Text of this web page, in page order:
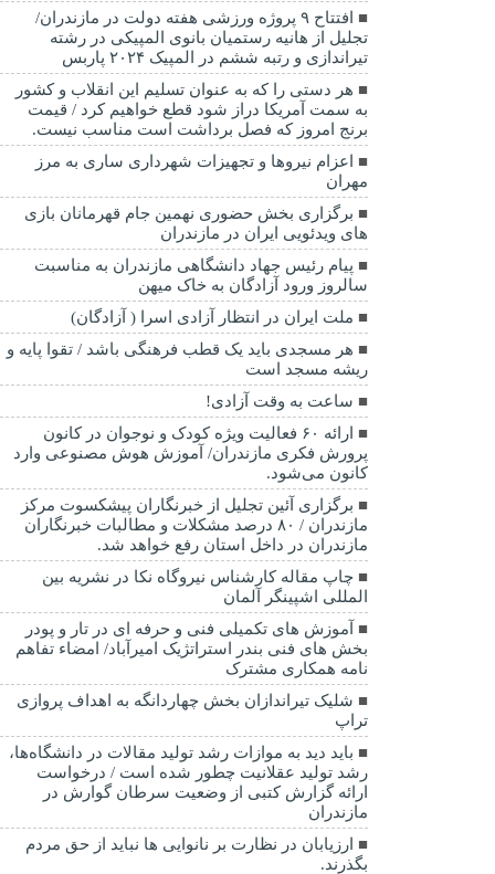
افتتاح ۹ پروژه ورزشی هفته دولت در مازندران/
تجلیل از هانیه رستمیان بانوی المپیکی در رشته
تیراندازی و رتبه ششم در المپیک ۲۰۲۴ پاربس
هر دستی را که به عنوان تسلیم این انقلاب و کشور
به سمت آمريکا دراز شود قطع خواهیم کرد / قیمت
برنج امروز که فصل برداشت است مناسب نیست.
اعزام نیروها و تجهیزات شهرداری ساری به مرز
مهران
برگزاری بخش حضوری نهمین جام قهرمانان بازی
های ویدئویی ایران در مازندران
پیام رئیس جهاد دانشگاهی مازندران به مناسبت
سالروز ورود آزادگان به خاک میهن
ملت ایران در انتظار آزادی اسرا ( آزادگان)
هر مسجدی باید یک قطب فرهنگی باشد / تقوا پایه و
ریشه مسجد است
ساعت به وقت آزادی!
ارائه ۶۰ فعالیت ویژه کودک و نوجوان در کانون
پرورش فکری مازندران/ آموزش هوش مصنوعی وارد
کانون می‌شود.
برگزاری آئین تجلیل از خبرنگاران پیشکسوت مرکز
مازندران / ۸۰ درصد مشکلات و مطالبات خبرنگاران
مازندران در داخل استان رفع خواهد شد.
چاپ مقاله کارشناس نيروگاه نكا در نشریه بین
المللی اشپینگر آلمان
آموزش های تکمیلی فنی و حرفه ای در تار و پودر
بخش های فنی بندر استراتژیک امیرآباد/ امضاء تفاهم
نامه همکاری مشترک
شلیک تیراندازان بخش چهاردانگه به اهداف پروازی
تراپ
باید دید به موازات رشد تولید مقالات در دانشگاه‌ها،
رشد تولید عقلانیت چطور شده است / درخواست
ارائه گزارش کتبی از وضعیت سرطان گوارش در
مازندران
ارزیابان در نظارت بر نانوایی ها نباید از حق مردم
بگذرند.